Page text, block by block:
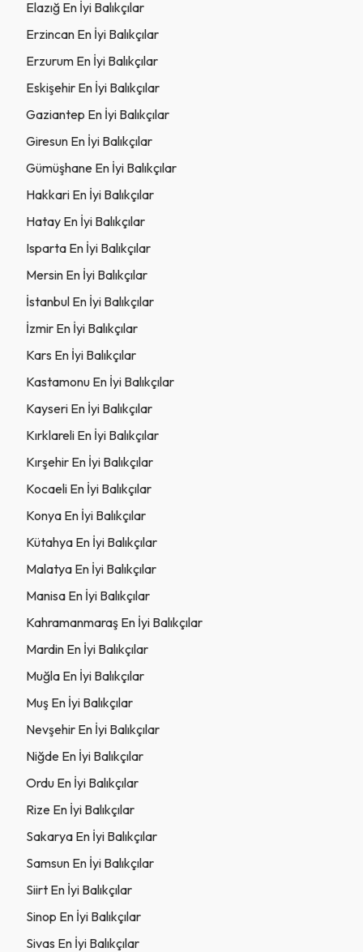
Elazığ En İyi Balıkçılar
Erzincan En İyi Balıkçılar
Erzurum En İyi Balıkçılar
Eskişehir En İyi Balıkçılar
Gaziantep En İyi Balıkçılar
Giresun En İyi Balıkçılar
Gümüşhane En İyi Balıkçılar
Hakkari En İyi Balıkçılar
Hatay En İyi Balıkçılar
Isparta En İyi Balıkçılar
Mersin En İyi Balıkçılar
İstanbul En İyi Balıkçılar
İzmir En İyi Balıkçılar
Kars En İyi Balıkçılar
Kastamonu En İyi Balıkçılar
Kayseri En İyi Balıkçılar
Kırklareli En İyi Balıkçılar
Kırşehir En İyi Balıkçılar
Kocaeli En İyi Balıkçılar
Konya En İyi Balıkçılar
Kütahya En İyi Balıkçılar
Malatya En İyi Balıkçılar
Manisa En İyi Balıkçılar
Kahramanmaraş En İyi Balıkçılar
Mardin En İyi Balıkçılar
Muğla En İyi Balıkçılar
Muş En İyi Balıkçılar
Nevşehir En İyi Balıkçılar
Niğde En İyi Balıkçılar
Ordu En İyi Balıkçılar
Rize En İyi Balıkçılar
Sakarya En İyi Balıkçılar
Samsun En İyi Balıkçılar
Siirt En İyi Balıkçılar
Sinop En İyi Balıkçılar
Sivas En İyi Balıkçılar